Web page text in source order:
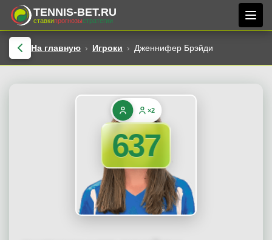
TENNIS-BET.RU
ставкипрогнозыстратегии
На главную Игроки Дженнифер Брэйди
×2
637